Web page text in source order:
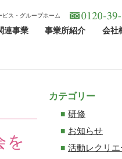
ス・グループホーム
連事業 事業所紹介 会社
を
カテゴリー
研修
お知らせ
活動レクリ